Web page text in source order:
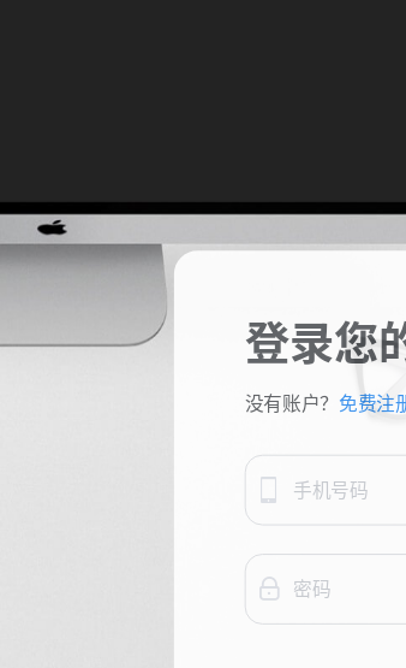
登录您
没有账户？ 免费注
